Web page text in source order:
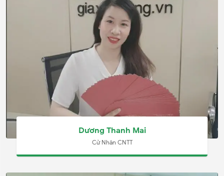
Dương Thanh Mai
Cử Nhân CNTT